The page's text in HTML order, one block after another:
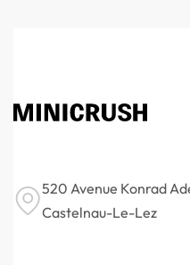
520 Avenue Konrad
Castelnau-Le-Lez